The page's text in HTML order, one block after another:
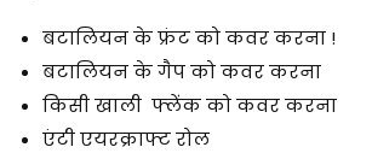
बटालियन के फ्रंट को कवर करना !
बटालियन के गैप को कवर करना
किसी खाली फ्लेंक को कवर करना
एंटी एयरक्राफ्ट रोल